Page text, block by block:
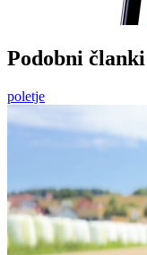
Podobni članki
poletje